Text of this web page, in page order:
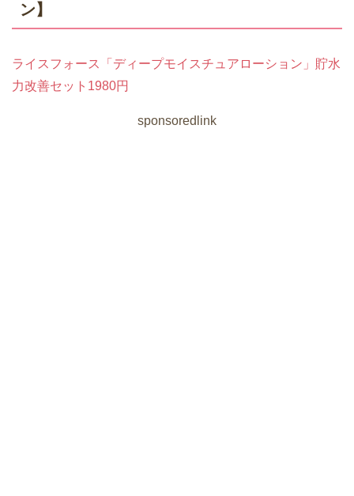
ン】
ライスフォース「ディープモイスチュアローション」貯水
力改善セット1980円
sponsoredlink